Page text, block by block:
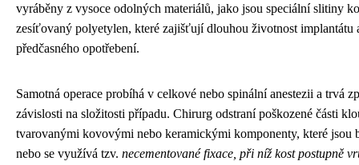
vyráběny z vysoce odolných materiálů, jako jsou speciální slitiny
zesíťovaný polyetylen, které zajišťují dlouhou životnost
předčasného opotřebení.
Samotná operace probíhá v celkové nebo spinální anestezii a trvá
závislosti na složitosti případu. Chirurg odstraní poškozené části
tvarovanými kovovými nebo keramickými komponenty, které jsou
nebo se využívá tzv. necementované fixace, při níž kost postupně